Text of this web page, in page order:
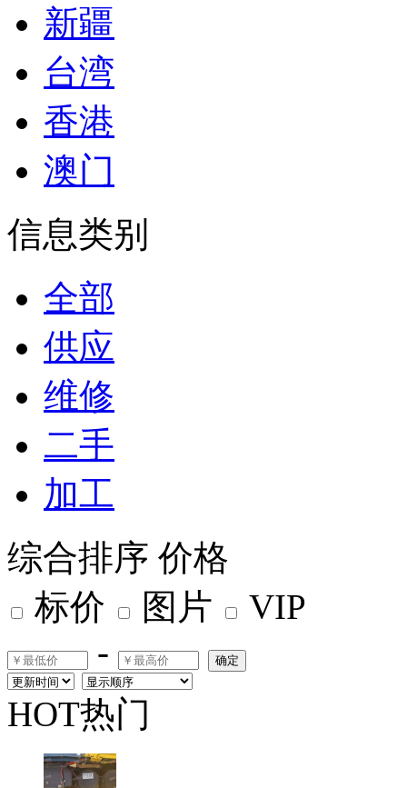
新疆
台湾
香港
澳门
信息类别
全部
供应
维修
二手
加工
综合排序 价格
标价
图片
VIP
-
确定
HOT热门